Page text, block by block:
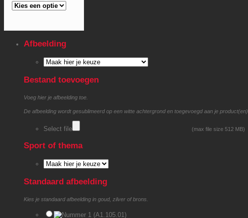
Afbeelding
Bestand toevoegen
Voeg hier je afbeelding toe.
De afbeelding wordt gesublimeerd op een witte achtergrond en toegevoegd aan je product(en).
Select file (max file size 512 MB)
Sport of thema
Standaard afbeelding
Kies je standaard afbeelding in goud, zilver of brons.